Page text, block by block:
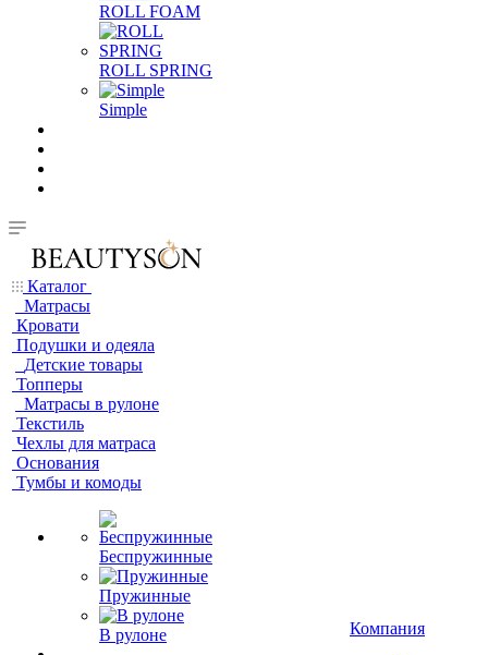
ROLL FOAM
ROLL SPRING
Simple
Каталог
Матрасы
Кровати
Подушки и одеяла
Детские товары
Топперы
Матрасы в рулоне
Текстиль
Чехлы для матраса
Основания
Тумбы и комоды
Беспружинные
Пружинные
В рулоне
Компания